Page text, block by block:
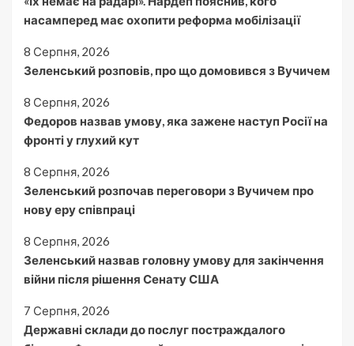
насамперед має охопити реформа мобілізації
8 Серпня, 2026
Зеленський розповів, про що домовився з Вучичем
8 Серпня, 2026
Федоров назвав умову, яка зажене наступ Росії на
фронті у глухий кут
8 Серпня, 2026
Зеленський розпочав переговори з Вучичем про
нову еру співпраці
8 Серпня, 2026
Зеленський назвав головну умову для закінчення
війни після рішення Сенату США
7 Серпня, 2026
Державні склади до послуг постраждалого